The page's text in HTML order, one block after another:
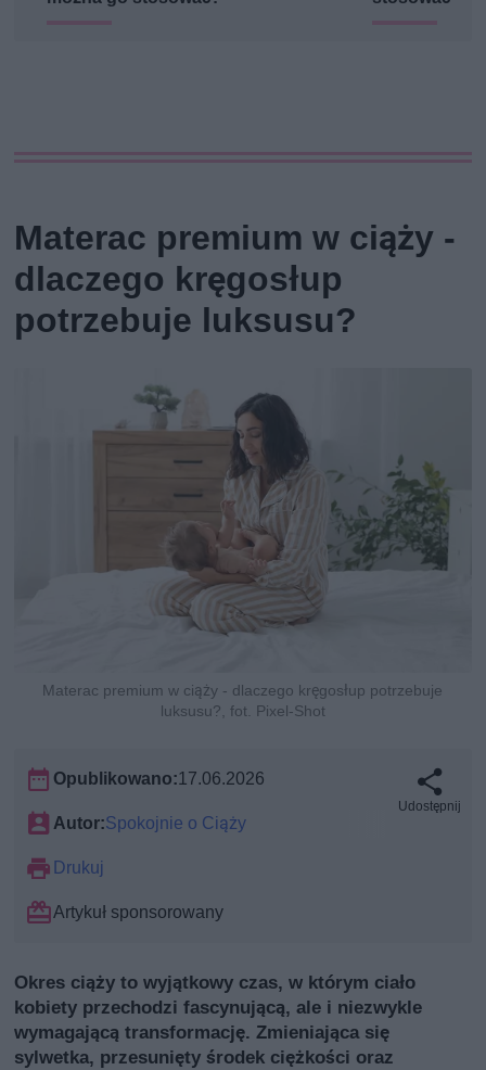
Materac premium w ciąży -
dlaczego kręgosłup
potrzebuje luksusu?
Materac premium w ciąży - dlaczego kręgosłup potrzebuje
luksusu?, fot. Pixel-Shot
Opublikowano:17.06.2026
Autor:Spokojnie o Ciąży
Drukuj
Artykuł sponsorowany
Udostępnij
Okres ciąży to wyjątkowy czas, w którym ciało
kobiety przechodzi fascynującą, ale i niezwykle
wymagającą transformację. Zmieniająca się
sylwetka, przesunięty środek ciężkości oraz